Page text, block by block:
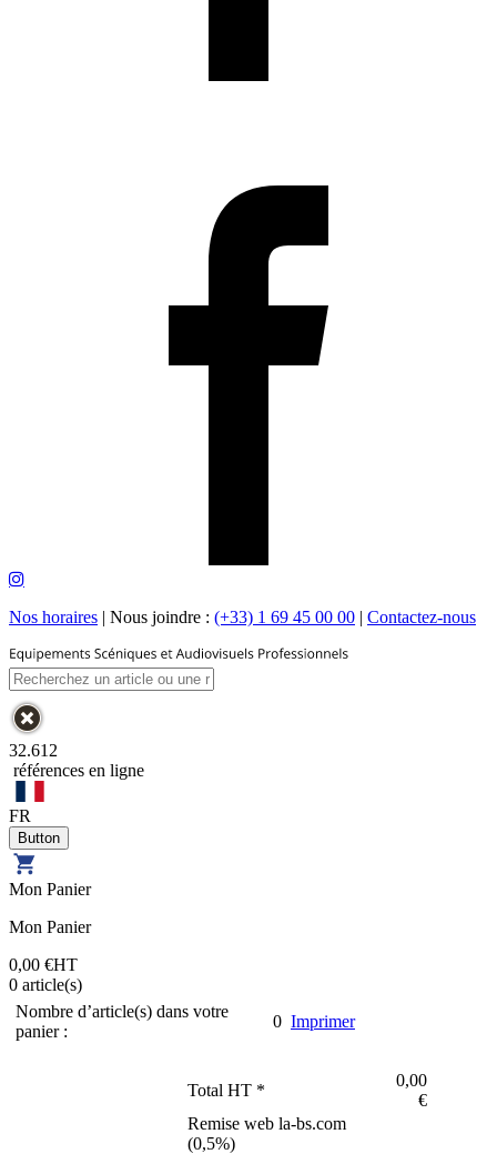
Nos horaires | Nous joindre : (+33) 1 69 45 00 00 | Contactez-nous
32.612
références en ligne
FR
Mon Panier
Mon Panier
0,00 €HT
0 article(s)
Nombre d’article(s) dans votre
panier :
0 Imprimer
Total HT *
0,00
€
Remise web la-bs.com
(0,5%)